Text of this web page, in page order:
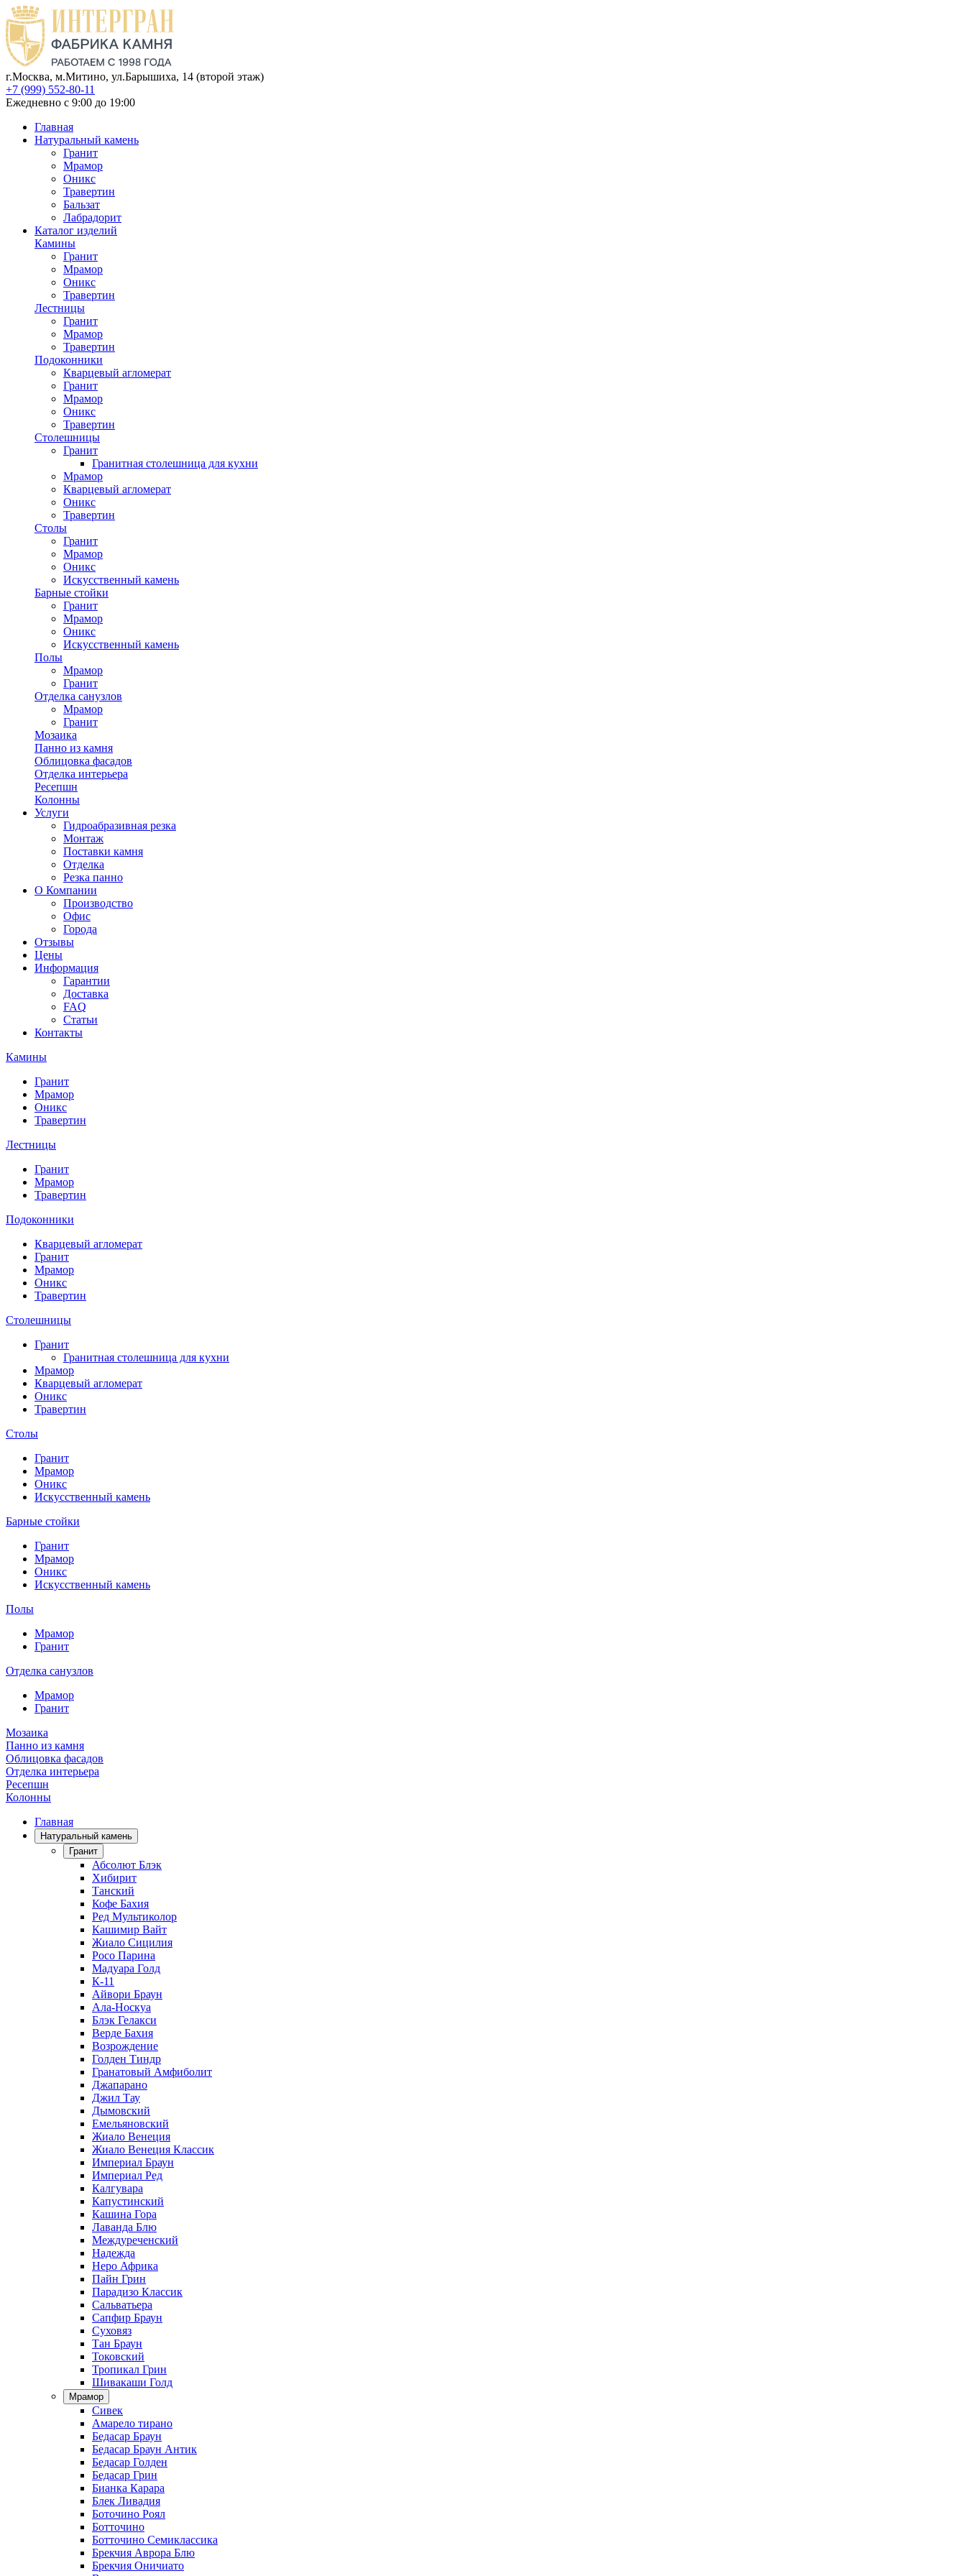
г.Москва, м.Митино, ул.Барышиха, 14 (второй этаж)
+7 (999) 552-80-11
Ежедневно с 9:00 до 19:00
Главная
Натуральный камень
Гранит
Мрамор
Оникс
Травертин
Бальзат
Лабрадорит
Каталог изделий
Камины
Гранит
Мрамор
Оникс
Травертин
Лестницы
Гранит
Мрамор
Травертин
Подоконники
Кварцевый агломерат
Гранит
Мрамор
Оникс
Травертин
Столешницы
Гранит
Гранитная столешница для кухни
Мрамор
Кварцевый агломерат
Оникс
Травертин
Столы
Гранит
Мрамор
Оникс
Искусственный камень
Барные стойки
Гранит
Мрамор
Оникс
Искусственный камень
Полы
Мрамор
Гранит
Отделка санузлов
Мрамор
Гранит
Мозаика
Панно из камня
Облицовка фасадов
Отделка интерьера
Ресепшн
Колонны
Услуги
Гидроабразивная резка
Монтаж
Поставки камня
Отделка
Резка панно
О Компании
Производство
Офис
Города
Отзывы
Цены
Информация
Гарантии
Доставка
FAQ
Статьи
Контакты
Камины
Гранит
Мрамор
Оникс
Травертин
Лестницы
Гранит
Мрамор
Травертин
Подоконники
Кварцевый агломерат
Гранит
Мрамор
Оникс
Травертин
Столешницы
Гранит
Гранитная столешница для кухни
Мрамор
Кварцевый агломерат
Оникс
Травертин
Столы
Гранит
Мрамор
Оникс
Искусственный камень
Барные стойки
Гранит
Мрамор
Оникс
Искусственный камень
Полы
Мрамор
Гранит
Отделка санузлов
Мрамор
Гранит
Мозаика
Панно из камня
Облицовка фасадов
Отделка интерьера
Ресепшн
Колонны
Главная
Натуральный камень
Гранит
Абсолют Блэк
Хибирит
Танский
Кофе Бахия
Ред Мультиколор
Кашимир Вайт
Жиало Сицилия
Росо Парина
Мадуара Голд
К-11
Айвори Браун
Ала-Носкуа
Блэк Гелакси
Верде Бахия
Возрождение
Голден Тиндр
Гранатовый Амфиболит
Джапарано
Джил Тау
Дымовский
Емельяновский
Жиало Венеция
Жиало Венеция Классик
Империал Браун
Империал Ред
Калгувара
Капустинский
Кашина Гора
Лаванда Блю
Междуреченский
Надежда
Неро Африка
Пайн Грин
Парадизо Классик
Сальватьера
Сапфир Браун
Суховяз
Тан Браун
Токовский
Тропикал Грин
Шивакаши Голд
Мрамор
Сивек
Амарело тирано
Бедасар Браун
Бедасар Браун Антик
Бедасар Голден
Бедасар Грин
Бианка Карара
Блек Ливадия
Боточино Роял
Ботточино
Ботточино Семиклассика
Брекчия Аврора Блю
Брекчия Оничиато